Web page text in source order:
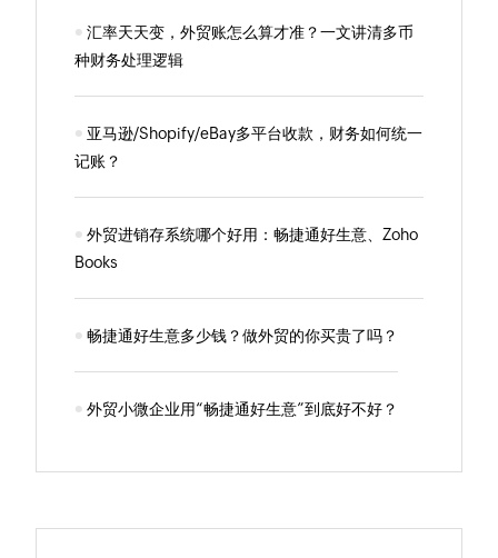
汇率天天变，外贸账怎么算才准？一文讲清多币
种财务处理逻辑
亚马逊/Shopify/eBay多平台收款，财务如何统一
记账？
外贸进销存系统哪个好用：畅捷通好生意、Zoho
Books
畅捷通好生意多少钱？做外贸的你买贵了吗？
外贸小微企业用“畅捷通好生意”到底好不好？